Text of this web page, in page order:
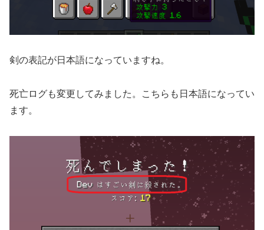
剣の表記が日本語になっていますね。
死亡ログも変更してみました。こちらも日本語になってい
ます。